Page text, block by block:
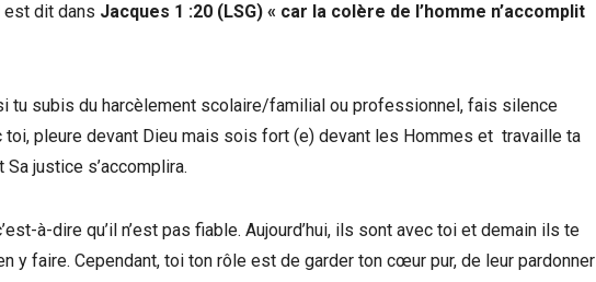
est dit dans Jacques 1 :20 (LSG) « car la colère de l’homme n’accomplit
si tu subis du harcèlement scolaire/familial ou professionnel, fais silence
pleure devant Dieu mais sois fort (e) devant les Hommes et travaille ta
justice s’accomplira.
à-dire qu’il n’est pas fiable. Aujourd’hui, ils sont avec toi et demain ils te
y faire. Cependant, toi ton rôle est de garder ton cœur pur, de leur pardonner